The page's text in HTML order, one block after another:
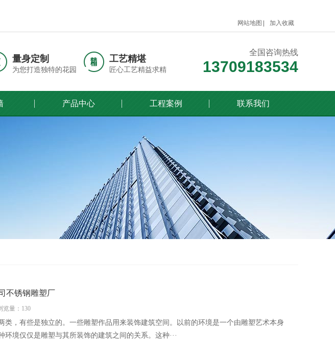
网站地图 加入收藏
量身定制
为您打造独特的花园
工艺精堪
匠心工艺精益求精
全国咨询热线
13709183534
产品中心 工程案例 联系我们
不锈钢雕塑厂
览量：130
类，有些是独立的。一些雕塑作品用来装饰建筑空间。以前的环境是一个由雕塑艺术本身
环境仅仅是雕塑与其所装饰的建筑之间的关系。这种···